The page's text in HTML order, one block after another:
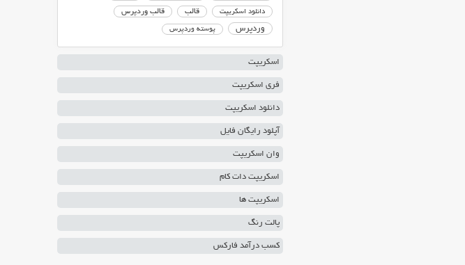
دانلود اسکریپت قالب قالب وردپرس
وردپرس پوسته وردپرس
اسکریپت
فری اسکریپت
دانلود اسکریپت
آپلود رایگان فایل
وان اسکریپت
اسکریپت دات کام
اسکریپت ها
پالت رنگ
کسب درآمد فارکس